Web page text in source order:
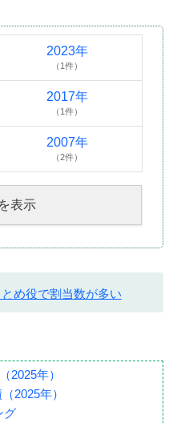
2023年
（1件）
2017年
（1件）
2007年
（2件）
表示
め役で割当数が多い
2025年）
2025年）
グ